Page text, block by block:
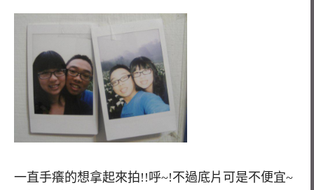
一直手癢的想拿起來拍!!呼~!不過底片可是不便宜~